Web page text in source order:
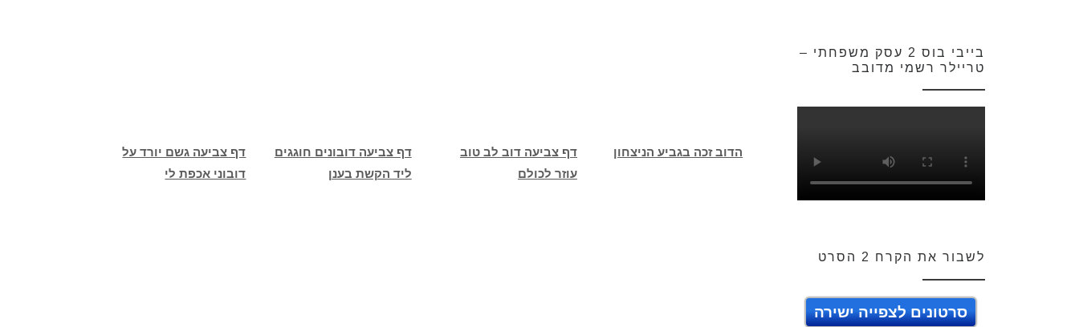
דף צביעה גשם יורד על
דובוני אכפת לי
דף צביעה דובונים חוגגים
ליד הקשת בענן
דף צביעה דוב לב טוב
עוזר לכולם
הדוב זכה בגביע הניצחון
בייבי בוס 2 עסק משפחתי –
טריילר רשמי מדובב
לשבור את הקרח 2 הסרט
סרטונים לצפייה ישירה